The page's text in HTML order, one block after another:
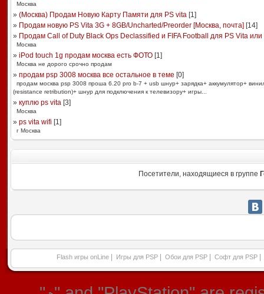
Москва
» (Москва) Продам Новую Карту Памяти для PS vita[1]
» Продам новую PS Vita 3G + 8GB/Uncharted/Preorder [Москва, почта] [14]
» Продам Call of Duty Black Ops Declassified и FIFA Football для PS Vita или
Москва
» iPod touch 1g продам москва есть ФОТО[1]
Москва не дорого срочно продам
» продам psp 3008 москва все остальное в теме [0]
продам москва psp 3008 проша 6.20 pro b-7 + usb шнур+ зарядка+ аккумулятор+
(resistance retribution)+ шнур для подключения к телевизору+ игры...
» куплю ps vita[3]
Москва
» ps vita wifi [1]
г Москва
Посетители, находящиеся в группе
Flash игры onLine Игры для PSP Обои для PSP Софт для PSP